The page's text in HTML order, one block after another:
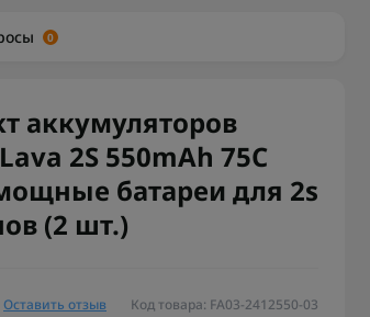
0
аккумуляторов
2S 550mAh 75C
мощные батареи для 2s
(2 шт.)
Оставить отзыв Код товара: FA03-2412550-03